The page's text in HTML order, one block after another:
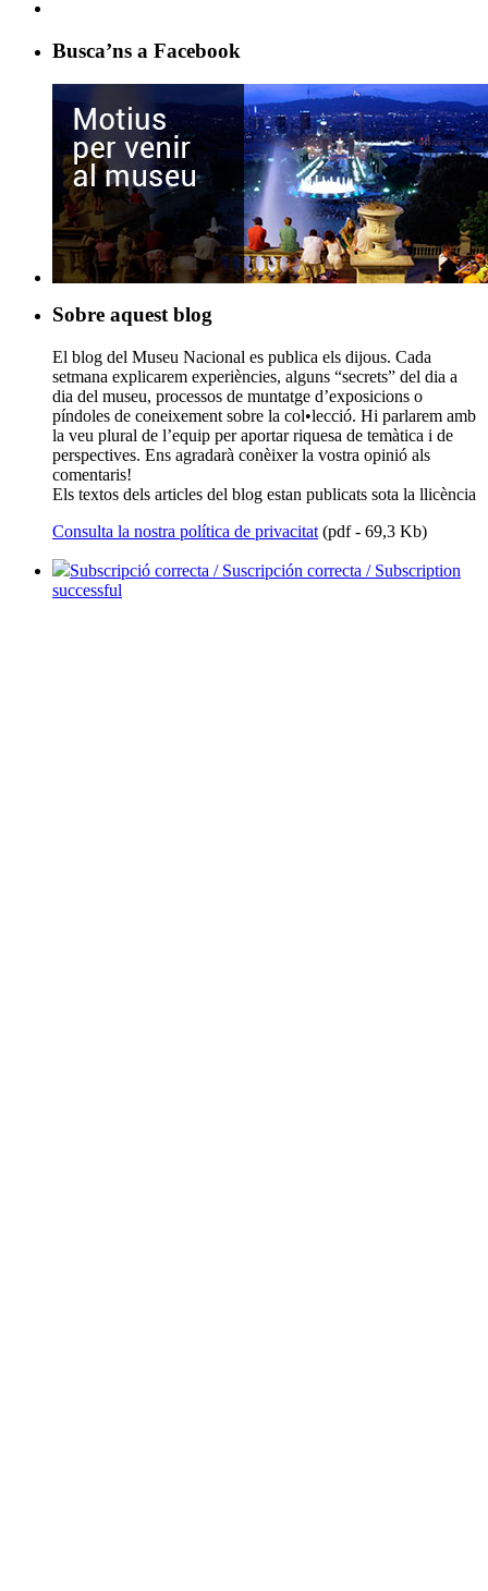
Busca’ns a Facebook
Sobre aquest blog
El blog del Museu Nacional es publica els dijous. Cada
setmana explicarem experiències, alguns “secrets” del dia a
dia del museu, processos de muntatge d’exposicions o
píndoles de coneixement sobre la col•lecció. Hi parlarem amb
la veu plural de l’equip per aportar riquesa de temàtica i de
perspectives. Ens agradarà conèixer la vostra opinió als
comentaris!
Els textos dels articles del blog estan publicats sota la llicència
Consulta la nostra política de privacitat (pdf - 69,3 Kb)
Subscripció correcta / Suscripción correcta / Subscription
successful